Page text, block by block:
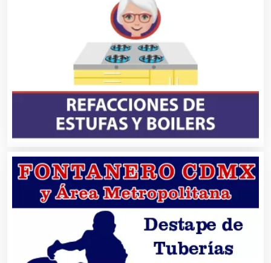
Asociaciones Civiles
Asociaciones Empresariales
Audio, Sonido e Iluminación
Autobuses
Automatización